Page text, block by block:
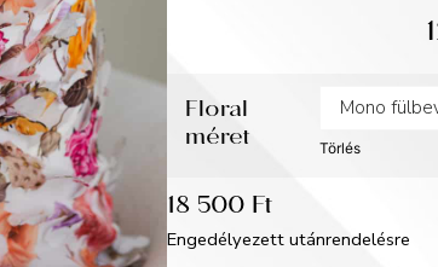
Floral
méret Törlés
18 500Ft
Engedélyezett utánrendelésre